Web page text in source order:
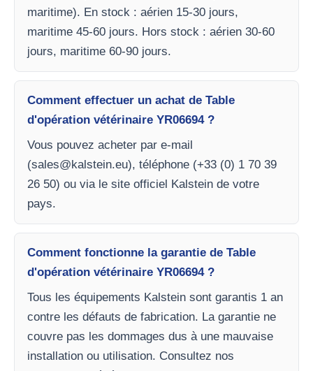
maritime). En stock : aérien 15-30 jours,
maritime 45-60 jours. Hors stock : aérien 30-60
jours, maritime 60-90 jours.
Comment effectuer un achat de Table
d'opération vétérinaire YR06694 ?
Vous pouvez acheter par e-mail
(sales@kalstein.eu), téléphone (+33 (0) 1 70 39
26 50) ou via le site officiel Kalstein de votre
pays.
Comment fonctionne la garantie de Table
d'opération vétérinaire YR06694 ?
Tous les équipements Kalstein sont garantis 1 an
contre les défauts de fabrication. La garantie ne
couvre pas les dommages dus à une mauvaise
installation ou utilisation. Consultez nos